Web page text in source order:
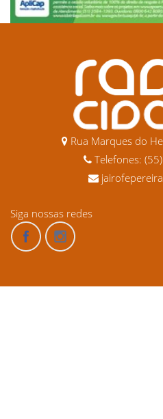
Rua Marques do
Telefones:
Siga nossas redes